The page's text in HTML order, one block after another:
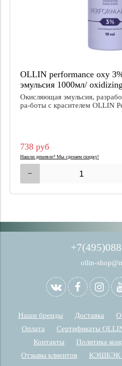
OLLIN performance oxy
эмульсия 1000мл/
Окисляющая эмульсия,
ра-боты с красителем OLLIN
738 руб
Нашли дешевле? Мы сделаем скидку!
ollin-
Наши бренды Доставка
Оплата
Сертификаты
Контакты
Политика
Отзывы клиентов
КЭШБЭК